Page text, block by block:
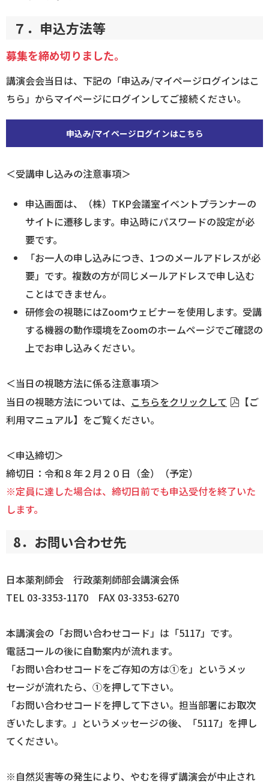
７．申込方法等
募集を締め切りました。
講演会会当日は、下記の「申込み/マイページログインはこ
ちら」からマイページにログインしてご接続ください。
申込み/マイページログインはこちら
＜受講申し込みの注意事項＞
申込画面は、（株）TKP会議室イベントプランナーの
サイトに遷移します。申込時にパスワードの設定が必
要です。
「お一人の申し込みにつき、1つのメールアドレスが必
要」です。複数の方が同じメールアドレスで申し込む
ことはできません。
研修会の視聴にはZoomウェビナーを使用します。受講
する機器の動作環境をZoomのホームページでご確認の
上でお申し込みください。
＜当日の視聴方法に係る注意事項＞
当日の視聴方法については、 こちらをクリックして
【ご
利用マニュアル】をご覧ください。
＜申込締切＞
締切日：令和８年２月２０日（金）（予定）
※定員に達した場合は、締切日前でも申込受付を終了いた
します。
8．お問い合わせ先
日本薬剤師会 行政薬剤師部会講演会係
TEL 03-3353-1170 FAX 03-3353-6270
本講演会の「お問い合わせコード」は「5117」です。
電話コールの後に自動案内が流れます。
「お問い合わせコードをご存知の方は①を」というメッ
セージが流れたら、①を押して下さい。
「お問い合わせコードを押して下さい。担当部署にお取次
ぎいたします。」というメッセージの後、「5117」を押し
てください。
※自然災害等の発生により、やむを得ず講演会が中止され